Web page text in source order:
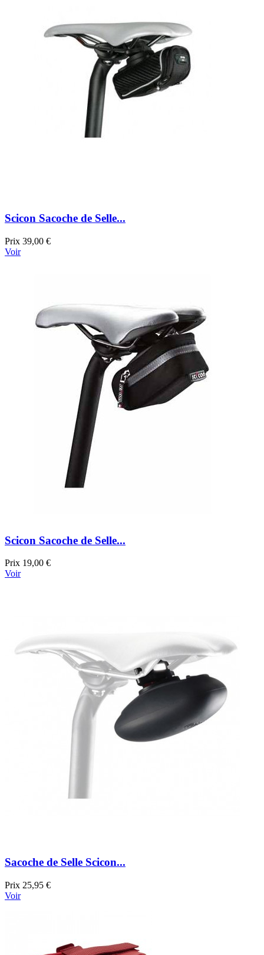
Scicon Sacoche de Selle...
Prix 39,00 €
Voir
Scicon Sacoche de Selle...
Prix 19,00 €
Voir
Sacoche de Selle Scicon...
Prix 25,95 €
Voir